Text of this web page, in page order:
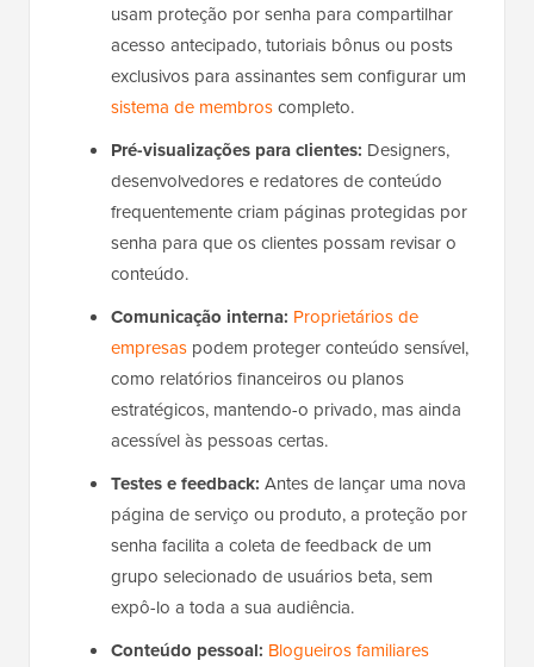
usam proteção por senha para compartilhar
acesso antecipado, tutoriais bônus ou posts
exclusivos para assinantes sem configurar um
sistema de membroscompleto.
Pré-visualizações para clientes: Designers,
desenvolvedores e redatores de conteúdo
frequentemente criam páginas protegidas por
senha para que os clientes possam revisar o
conteúdo.
Comunicação interna: Proprietários de
empresas podem proteger conteúdo sensível,
como relatórios financeiros ou planos
estratégicos, mantendo-o privado, mas ainda
acessível às pessoas certas.
Testes e feedback: Antes de lançar uma nova
página de serviço ou produto, a proteção por
senha facilita a coleta de feedback de um
grupo selecionado de usuários beta, sem
expô-lo a toda a sua audiência.
Conteúdo pessoal: Blogueiros familiares